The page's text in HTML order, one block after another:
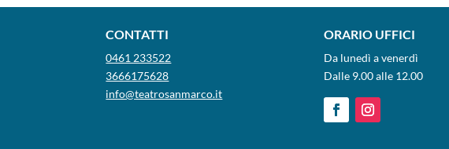
CONTATTI
0461 233522
3666175628
info@teatrosanmarco.it
ORARIO UFFICI
Da lunedì a venerdì
Dalle 9.00 alle 12.00